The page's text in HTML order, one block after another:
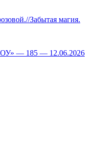
Забытая магия.
— 185 — 12.06.2026